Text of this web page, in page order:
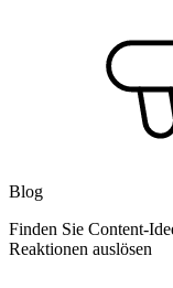
Blog
Finden Sie Content-
Reaktionen auslösen